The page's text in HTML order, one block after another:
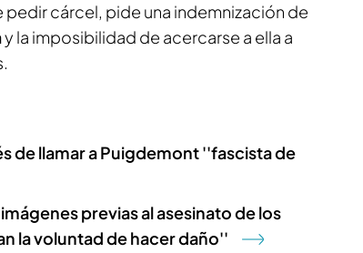
cárcel, pide una indemnización de
y la imposibilidad de acercarse a ella a
de llamar a Puigdemont ''fascista de
previas al asesinato de los
la voluntad de hacer daño''